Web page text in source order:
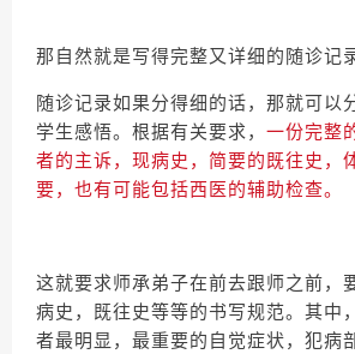
那自然就是写得完整又详细的随诊记
随诊记录如果分得细的话，那就可以
学生感悟。根据有关要求， 一份完整
者的主诉，现病史，简要的既往史，
要，也有可能包括西医的辅助检查。
这就要求师承弟子在前去跟师之前，
病史，既往史等等的书写规范。其中
者最明显，最重要的自觉症状，犯病